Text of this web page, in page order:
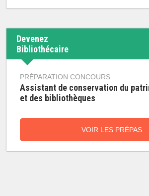
Devenez
Bibliothécaire
PRÉPARATION CONCOURS
Assistant de conservation du
et des bibliothèques
VOIR LES PRÉPAS